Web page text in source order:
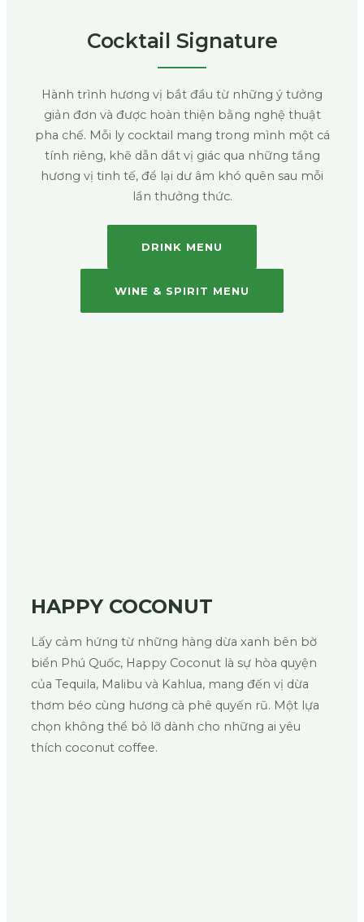
Cocktail Signature
Hành trình hương vị bắt đầu từ những ý tưởng
giản đơn và được hoàn thiện bằng nghệ thuật
pha chế. Mỗi ly cocktail mang trong mình một cá
tính riêng, khẽ dẫn dắt vị giác qua những tầng
hương vị tinh tế, để lại dư âm khó quên sau mỗi
lần thưởng thức.
DRINK MENU
WINE & SPIRIT MENU
HAPPY COCONUT
Lấy cảm hứng từ những hàng dừa xanh bên bờ
biển Phú Quốc, Happy Coconut là sự hòa quyện
của Tequila, Malibu và Kahlua, mang đến vị dừa
thơm béo cùng hương cà phê quyến rũ. Một lựa
chọn không thể bỏ lỡ dành cho những ai yêu
thích coconut coffee.